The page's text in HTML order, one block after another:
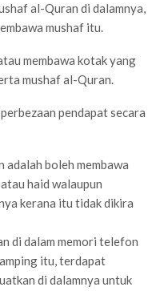
al-Quran di dalamnya,
mushaf itu.
membawa kotak yang
mushaf al-Quran.
pendapat secara
adalah boleh membawa
haid walaupun
kerana itu tidak dikira
di dalam memori telefon
itu, terdapat
di dalamnya untuk